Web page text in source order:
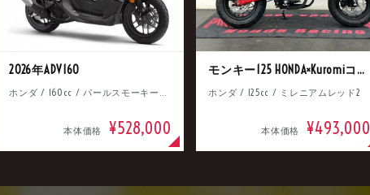
2026年ADV160
ホンダ / 160cc / パールスモーキーグレー
本体価格 ¥528,000
モンキー125 HONDA×Kuromiコラボ
ホンダ / 125cc / ミレニアムレッド2
本体価格 ¥493,000